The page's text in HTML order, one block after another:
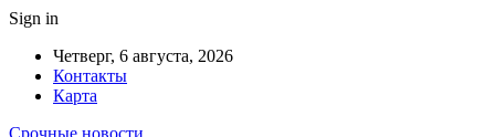
Sign in
Четверг, 6 августа, 2026
Контакты
Карта
Срочные новости